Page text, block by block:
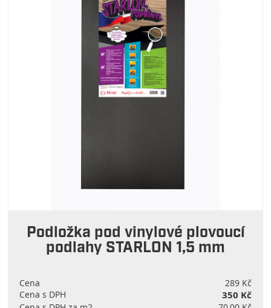
Podložka pod vinylové plovoucí
podlahy STARLON 1,5 mm
Cena
289 Kč
Cena s DPH
350 Kč